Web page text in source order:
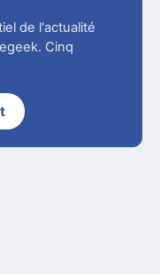
de l'actualité
Cinq